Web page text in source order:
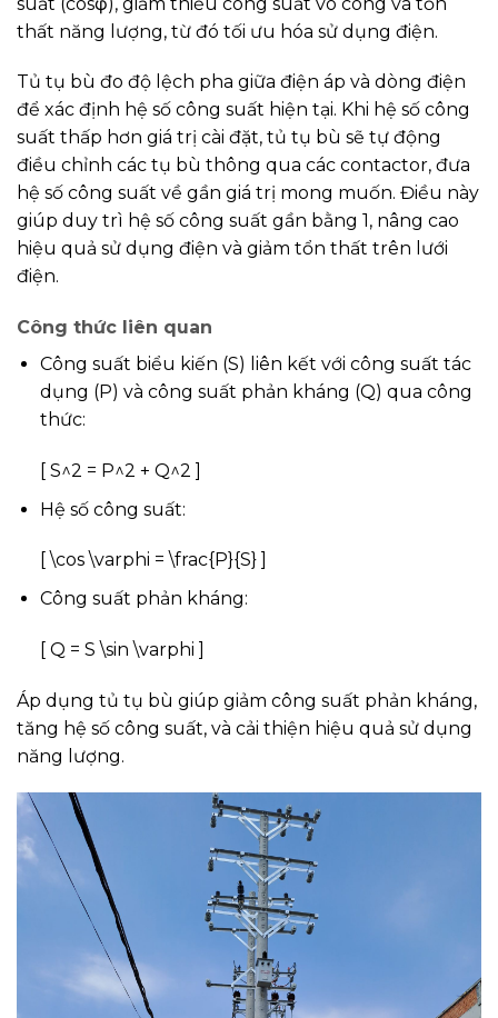
thất năng lượng, từ đó tối ưu hóa sử dụng điện.
Tủ tụ bù đo độ lệch pha giữa điện áp và dòng điện
để xác định hệ số công suất hiện tại. Khi hệ số công
suất thấp hơn giá trị cài đặt, tủ tụ bù sẽ tự động
điều chỉnh các tụ bù thông qua các contactor, đưa
hệ số công suất về gần giá trị mong muốn. Điều này
giúp duy trì hệ số công suất gần bằng 1, nâng cao
hiệu quả sử dụng điện và giảm tổn thất trên lưới
điện.
Công thức liên quan
Công suất biểu kiến (S) liên kết với công suất tác
dụng (P) và công suất phản kháng (Q) qua công
thức:
[ S^2 = P^2 + Q^2 ]
Hệ số công suất:
[ \cos \varphi = \frac{P}{S} ]
Công suất phản kháng:
[ Q = S \sin \varphi ]
Áp dụng tủ tụ bù giúp giảm công suất phản kháng,
tăng hệ số công suất, và cải thiện hiệu quả sử dụng
năng lượng.